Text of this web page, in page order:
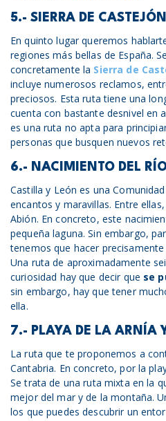
5.- SIERRA DE
En quinto lugar queremos
regiones más bellas de España.
concretamente la Sierra de
incluye numerosos reclamos,
preciosos. Esta ruta tiene una
cuenta con bastante desnivel en
es una ruta no apta para
personas que busquen nuevos
6.- NACIMIENTO DEL
Castilla y León es una
encantos y maravillas. Entre
Abión. En concreto, este
pequeña laguna. Sin embargo,
tenemos que hacer
Una ruta de aproximadamente
curiosidad hay que decir que se
sin embargo, hay que tener
ella.
7.- PLAYA DE LA ARNÍA
La ruta que te proponemos a
Cantabria. En concreto, por la
Se trata de una ruta mixta en la
mejor del mar y de la montaña.
los que puedes descubrir un